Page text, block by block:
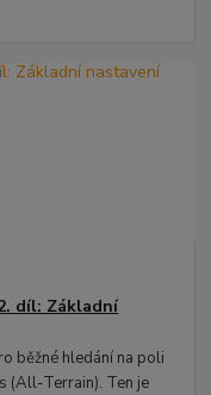
díl: Základní
běžné hledání na poli
(All-Terrain). Ten je